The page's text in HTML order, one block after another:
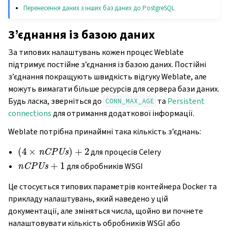
Перенесення даних з інших баз даних до PostgreSQL
З’єднання із базою даних
За типових налаштувань кожен процес Weblate
підтримує постійне з’єднання із базою даних. Постійні
з’єднання покращують швидкість відгуку Weblate, але
можуть вимагати більше ресурсів для сервера бази даних.
Будь ласка, зверніться до CONN_MAX_AGE та Persistent
connectionsдля отримання додаткової інформації.
Weblate потрібна принаймні така кількість з’єднань:
( 4 nCPUs)+ 2
для процесів Celery
nCPUs+
для обробників WSGI
Це стосується типових параметрів контейнера Docker та
прикладу налаштувань, який наведено у цій
документації, але зміняться числа, щойно ви почнете
налаштовувати кількість обробників WSGI або